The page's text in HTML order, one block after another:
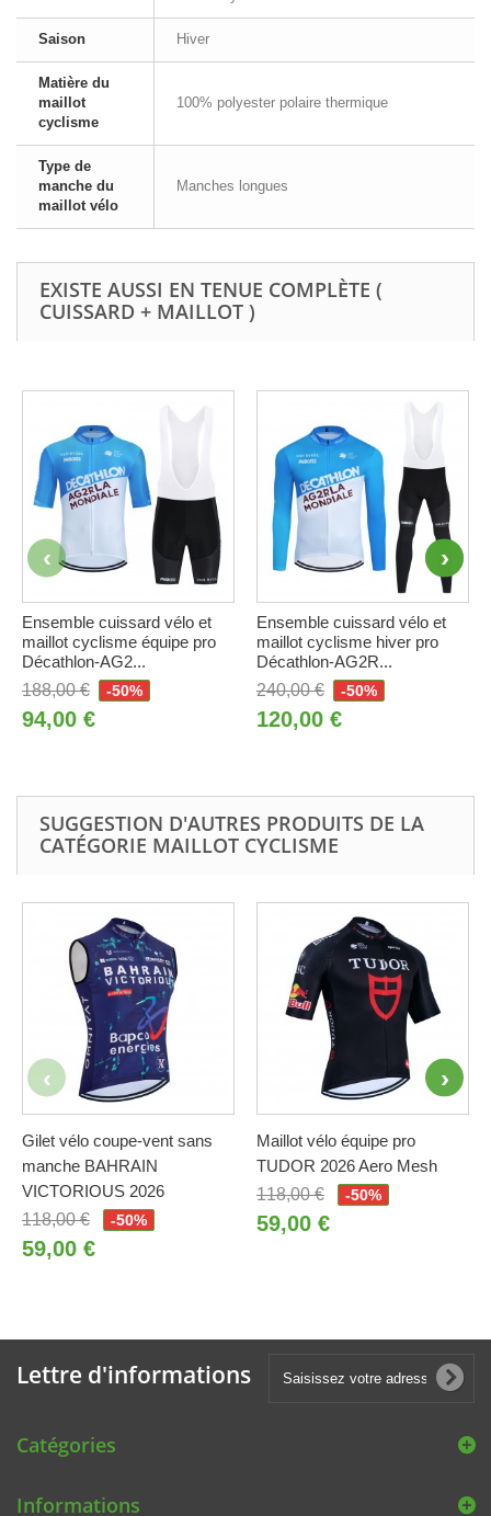
Saison Hiver
Matière du
maillot
cyclisme
100% polyester polaire thermique
Type de
manche du
maillot vélo
Manches longues
EXISTE AUSSI EN TENUE COMPLÈTE (
CUISSARD + MAILLOT )
Ensemble cuissard vélo et
maillot cyclisme équipe pro
Décathlon-AG2...
188,00 €
-50%
94,00 €
Ensemble cuissard vélo et
maillot cyclisme hiver pro
Décathlon-AG2R...
240,00 €
-50%
120,00 €
SUGGESTION D'AUTRES PRODUITS DE LA
CATÉGORIE MAILLOT CYCLISME
Gilet vélo coupe-vent sans
manche BAHRAIN
VICTORIOUS 2026
118,00 €
-50%
59,00 €
Maillot vélo équipe pro
TUDOR 2026 Aero Mesh
118,00 €
-50%
59,00 €
Lettre d'informations
Catégories
Informations